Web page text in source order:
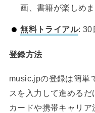
画、書籍が楽しめま
無料トライアル: 30
登録方法
music.jpの登録は簡単
スを入力して進める
カードや携帯キャリア